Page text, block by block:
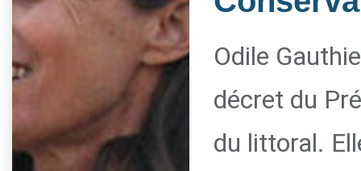
Odile
décret du
du littoral.